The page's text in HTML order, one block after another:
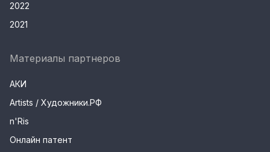
2022
2021
Материалы партнеров
АКИ
Artists / Художники.РФ
n'Ris
Онлайн патент